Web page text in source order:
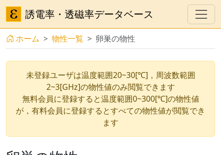
誘電率・透磁率データベース
ホーム 物性一覧 卵巣の物性
未登録ユーザは温度範囲20~30[℃]，周波数範囲
2~3[GHz]の物性値のみ閲覧できます
無料会員に登録すると温度範囲0~300[℃]の物性値
が，有料会員に登録するとすべての物性値が閲覧でき
ます